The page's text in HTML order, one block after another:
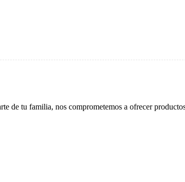
de tu familia, nos comprometemos a ofrecer